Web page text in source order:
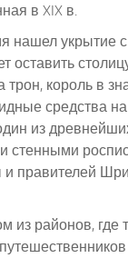
в XIX в.
укрытие
оставить
король в
средства на
из
стенными
и правителей
из районов, где